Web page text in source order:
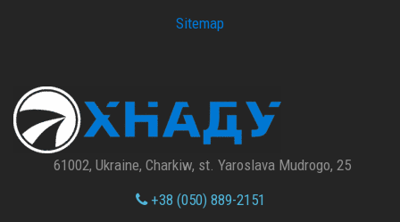
Sitemap
61002, Ukraine, Charkiw, st. Yaroslava Mudrogo, 25
+38 (050) 889-2151